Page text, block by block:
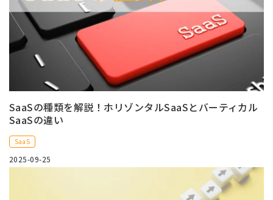
SaaSの種類を解説！ホリゾンタルSaaSとバーティカル
SaaSの違い
SaaS
2025-09-25